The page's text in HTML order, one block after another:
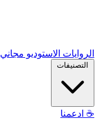
الروايات الاستوديو مجاني
التصنيفات
☕ ادعمنا